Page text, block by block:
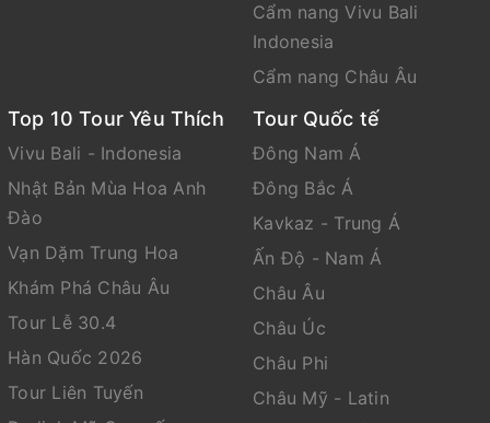
Cẩm nang Vivu Bali
Indonesia
Cẩm nang Châu Âu
Top 10 Tour Yêu Thích
Vivu Bali - Indonesia
Nhật Bản Mùa Hoa Anh
Đào
Vạn Dặm Trung Hoa
Khám Phá Châu Âu
Tour Lễ 30.4
Hàn Quốc 2026
Tour Liên Tuyến
Tour Quốc tế
Đông Nam Á
Đông Bắc Á
Kavkaz - Trung Á
Ấn Độ - Nam Á
Châu Âu
Châu Úc
Châu Phi
Châu Mỹ - Latin